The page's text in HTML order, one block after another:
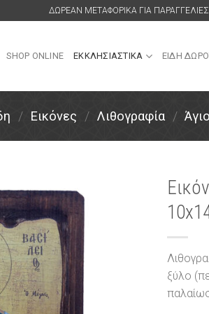
ΔΩΡΕΑΝ ΜΕΤΑΦΟΡΙΚΑ ΓΙΑ
SHOP ONLINE ΕΚΚΛΗΣΙΑΣΤΙΚΑ ΕΙΔΗ
/ Εικόνες / Λιθογραφία /
ξύλο